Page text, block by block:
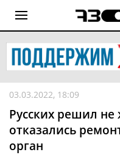
03.03.2022, 18:09
Русских решил
отказались
орган